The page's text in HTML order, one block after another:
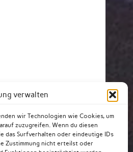
verwalten
wir Technologien wie Cookies, um
zuzugreifen. Wenn du diesen
das Surfverhalten oder eindeutige IDs
Zustimmung nicht erteilst oder